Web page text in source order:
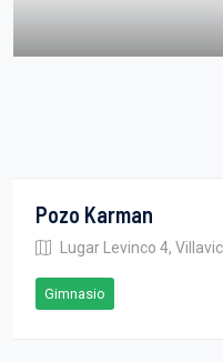
Pozo Karman
Lugar Levinco 4,
Gimnasio